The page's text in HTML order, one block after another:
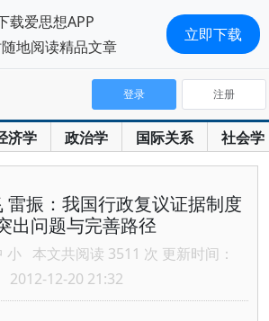
济学 政治学 国际关系 社会学
登录 注册
雷振：我国行政复议证据制度
出问题与完善路径
小 本文共阅读 3511 次 更新时间：
2012-12-20 21:32
载爱思想APP
地阅读精品文章
立即下载